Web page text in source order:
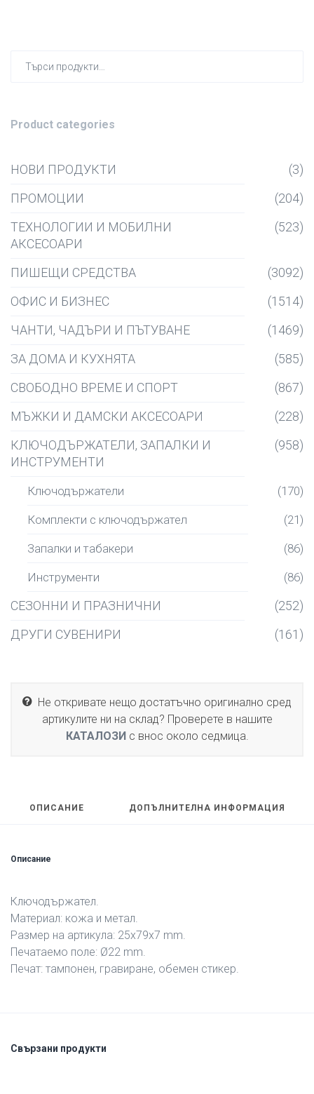
Product categories
НОВИ ПРОДУКТИ
(3)
ПРОМОЦИИ
(204)
ТЕХНОЛОГИИ И МОБИЛНИ
АКСЕСОАРИ
(523)
ПИШЕЩИ СРЕДСТВА
(3092)
ОФИС И БИЗНЕС
(1514)
ЧАНТИ, ЧАДЪРИ И ПЪТУВАНЕ
(1469)
ЗА ДОМА И КУХНЯТА
(585)
СВОБОДНО ВРЕМЕ И СПОРТ
(867)
МЪЖКИ И ДАМСКИ АКСЕСОАРИ
(228)
КЛЮЧОДЪРЖАТЕЛИ, ЗАПАЛКИ И
ИНСТРУМЕНТИ
(958)
Ключодържатели (170)
Комплекти с ключодържател (21)
Запалки и табакери (86)
Инструменти (86)
СЕЗОННИ И ПРАЗНИЧНИ
(252)
ДРУГИ СУВЕНИРИ
(161)
Не откривате нещо достатъчно оригинално сред
артикулите ни на склад? Проверете в нашите
КАТАЛОЗИс внос около седмица.
ОПИСАНИЕ ДОПЪЛНИТЕЛНА ИНФОРМАЦИЯ
Описание
Ключодържaтел.
Материал: кожа и метал.
Размер на артикула: 25x79x7 mm.
Печатаемо поле: Ø22 mm.
Печат: тампонен, гравиране, обемен стикер.
Свързани продукти